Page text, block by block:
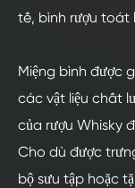
tế, bình rượu toát
Miệng bình được
các vật liệu chất
của rượu Whisky
Cho dù được
bộ sưu tập hoặc